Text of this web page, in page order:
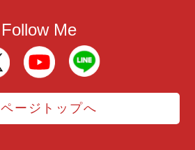
Follow Me
ページトップへ